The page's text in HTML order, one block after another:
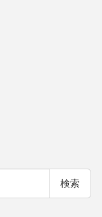
検索